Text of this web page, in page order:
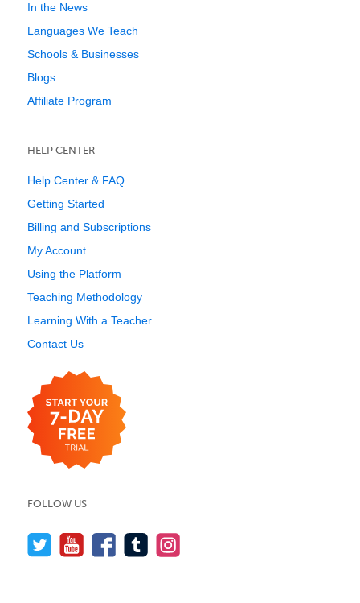
In the News
Languages We Teach
Schools & Businesses
Blogs
Affiliate Program
HELP CENTER
Help Center & FAQ
Getting Started
Billing and Subscriptions
My Account
Using the Platform
Teaching Methodology
Learning With a Teacher
Contact Us
FOLLOW US